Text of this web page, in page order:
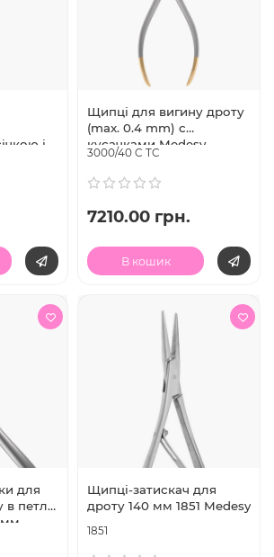
і
Щипці для вигину дроту
(max. 0.4 mm) с
кусачками Medesy
3000/40 C TC
3000/40 C TC
7210.00 грн.
В кошик
для
в петлю
Щипці-затискач для
дроту 140 мм 1851 Medesy
1851